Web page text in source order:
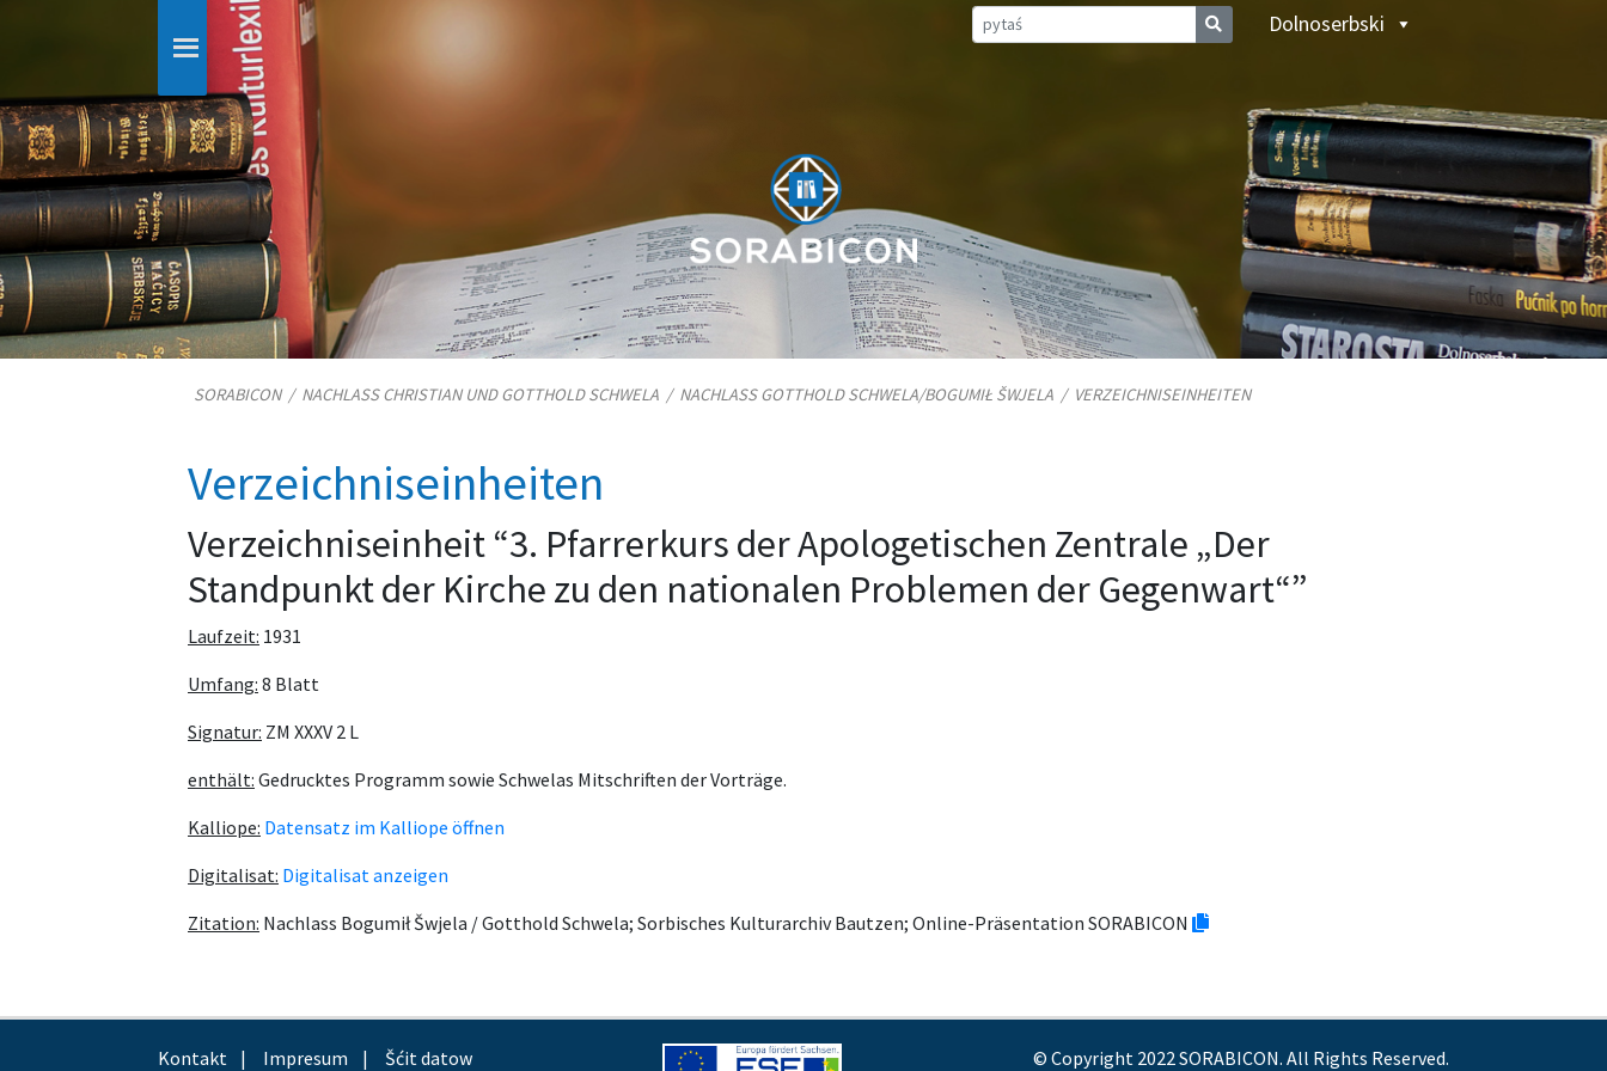
Dolnoserbski
SORABICON/ NACHLASS CHRISTIAN UND GOTTHOLD SCHWELA / NACHLASS GOTTHOLD SCHWELA/​BOGUMIŁ ŠWJELA / VERZEICHNISEINHEITEN
Verzeichniseinheiten
Verzeichniseinheit “3. Pfarrerkurs der Apologetischen Zentrale „Der
Standpunkt der Kirche zu den nationalen Problemen der Gegenwart“”
Laufzeit: 1931
Umfang: 8 Blatt
Signatur: ZM XXXV 2 L
enthält: Gedrucktes Programm sowie Schwelas Mitschriften der Vorträge.
Kalliope: Datensatz im Kalliope öffnen
Digitalisat: Digitalisat anzeigen
Zitation: Nachlass Bogumił Šwjela / Gotthold Schwela; Sorbisches Kulturarchiv Bautzen; Online-Präsentation SORABICON
Kontakt Impresum Šćit datow © Copyright 2022 SORABICON. All Rights Reserved.